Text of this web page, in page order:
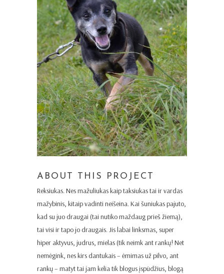
ABOUT THIS PROJECT
Reksiukas. Nes mažuliukas kaip taksiukas tai ir vardas
mažybinis, kitaip vadinti neišeina. Kai šuniukas pajuto,
kad su juo draugai (tai nutiko maždaug prieš žiemą),
tai visi ir tapo jo draugais. Jis labai linksmas, super
hiper aktyvus, judrus, mielas (tik neimk ant rankų! Net
nemėgink, nes kirs dantukais – ėmimas už pilvo, ant
rankų – matyt tai jam kelia tik blogus įspūdžius, blogą